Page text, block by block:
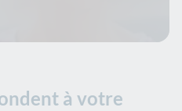
à votre